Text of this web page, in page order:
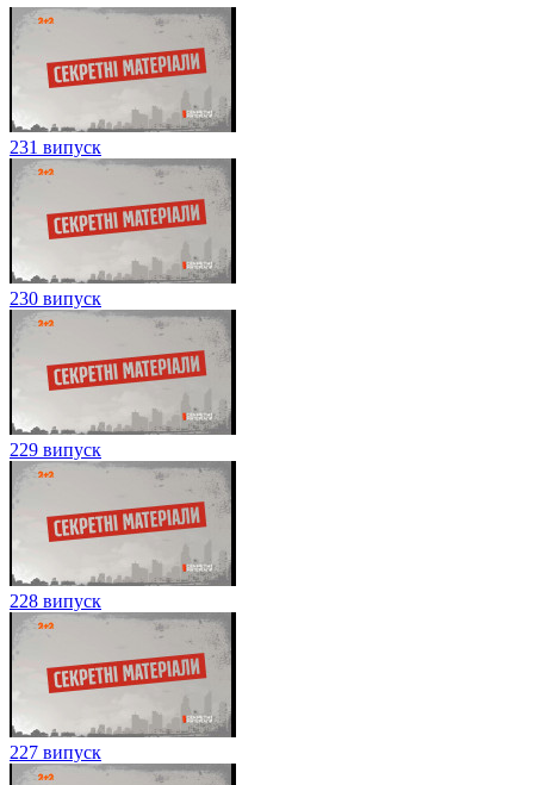
231 випуск
230 випуск
229 випуск
228 випуск
227 випуск